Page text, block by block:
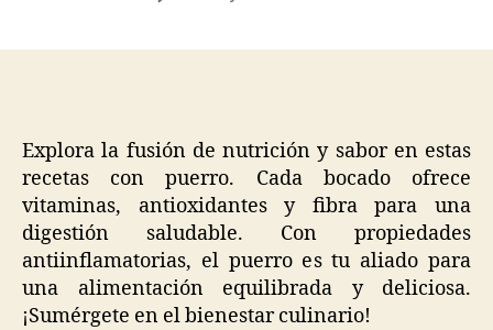
Fryer
Explora la fusión de nutrición y sabor en estas
recetas con puerro. Cada bocado ofrece
vitaminas, antioxidantes y fibra para una
digestión saludable. Con propiedades
antiinflamatorias, el puerro es tu aliado para
una alimentación equilibrada y deliciosa.
¡Sumérgete en el bienestar culinario!